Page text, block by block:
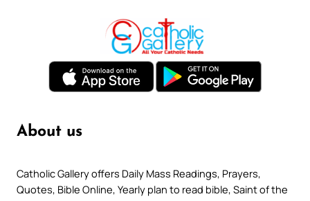
About us
Catholic Gallery offers Daily Mass Readings, Prayers,
Quotes, Bible Online, Yearly plan to read bible, Saint of the